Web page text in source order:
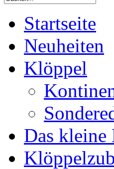
Startseite
Neuheiten
Klöppel
Das